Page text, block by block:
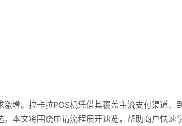
增。拉卡拉POS机凭借其覆盖主流支付渠道、到
本文将围绕申请流程展开速览，帮助商户快速